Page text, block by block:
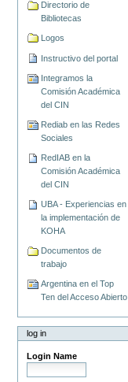
Directorio de
Bibliotecas
Logos
Instructivo del portal
Integramos la
Comisión Académica
del CIN
Rediab en las Redes
Sociales
RedIAB en la
Comisión Académica
del CIN
UBA - Experiencias en
la implementación de
KOHA
Documentos de
trabajo
Argentina en el Top
Ten del Acceso Abierto
log in
Login Name